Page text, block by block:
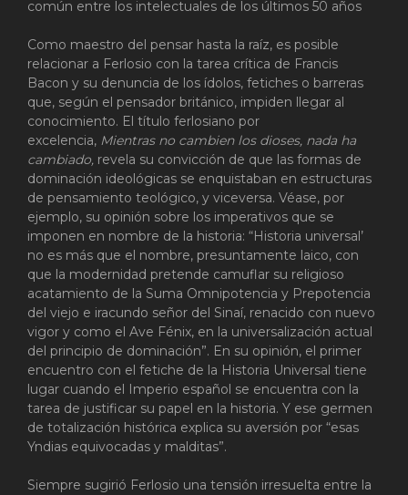
común entre los intelectuales de los últimos 50 años
Como maestro del pensar hasta la raíz, es posible
relacionar a Ferlosio con la tarea crítica de Francis
Bacon y su denuncia de los ídolos, fetiches o barreras
que, según el pensador británico, impiden llegar al
conocimiento. El título ferlosiano por
excelencia, Mientras no cambien los dioses, nada ha
cambiado, revela su convicción de que las formas de
dominación ideológicas se enquistaban en estructuras
de pensamiento teológico, y viceversa. Véase, por
ejemplo, su opinión sobre los imperativos que se
imponen en nombre de la historia: “Historia universal’
no es más que el nombre, presuntamente laico, con
que la modernidad pretende camuflar su religioso
acatamiento de la Suma Omnipotencia y Prepotencia
del viejo e iracundo señor del Sinaí, renacido con nuevo
vigor y como el Ave Fénix, en la universalización actual
del principio de dominación”. En su opinión, el primer
encuentro con el fetiche de la Historia Universal tiene
lugar cuando el Imperio español se encuentra con la
tarea de justificar su papel en la historia. Y ese germen
de totalización histórica explica su aversión por “esas
Yndias equivocadas y malditas”.
Siempre sugirió Ferlosio una tensión irresuelta entre la